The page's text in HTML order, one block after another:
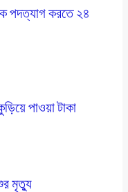
পদত্যাগ করতে ২৪
পাওয়া টাকা
মৃত্যু